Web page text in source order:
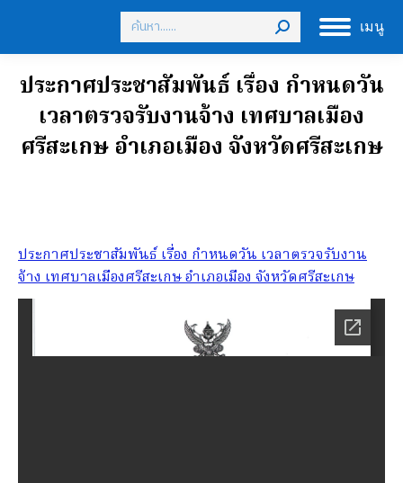
เมนู
Search:
ประกาศประชาสัมพันธ์ เรื่อง กำหนดวัน
เวลาตรวจรับงานจ้าง เทศบาลเมือง
ศรีสะเกษ อำเภอเมือง จังหวัดศรีสะเกษ
ประกาศประชาสัมพันธ์ เรื่อง กำหนดวัน เวลาตรวจรับงาน
จ้าง เทศบาลเมืองศรีสะเกษ อำเภอเมือง จังหวัดศรีสะเกษ